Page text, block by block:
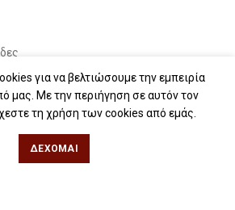
για να βελτιώσουμε την εμπειρία
μας. Με την περιήγηση σε αυτόν τον
τη χρήση των cookies από εμάς.
ΔΈΧΟΜΑΙ